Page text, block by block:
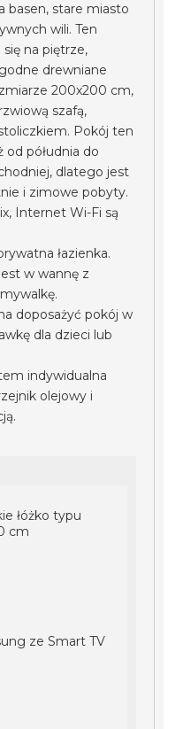
basen, stare miasto
wili. Ten
na piętrze,
drewniane
200x200 cm,
szafą,
Pokój ten
od półudnia do
dlatego jest
i zimowe pobyty.
Internet Wi-Fi są
łazienka.
w wannę z
doposażyć pokój w
dla dzieci lub
indywidualna
olejowy i
łóżko typu
cm
ze Smart TV